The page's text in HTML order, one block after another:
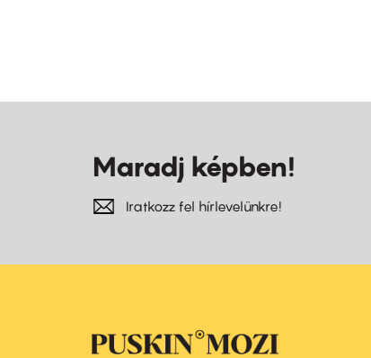
Maradj képben!
Iratkozz fel hírlevelünkre!